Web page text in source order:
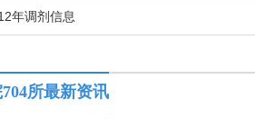
年调剂信息
所最新资讯